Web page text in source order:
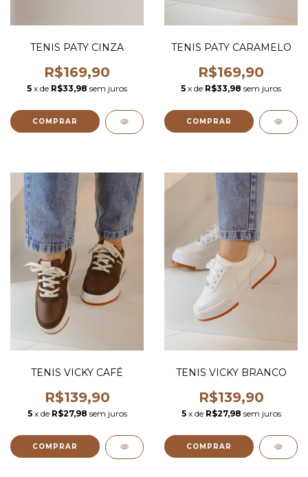
TENIS PATY CINZA
R$169,90
5 x de R$33,98 sem juros
COMPRAR
TENIS PATY CARAMELO
R$169,90
5 x de R$33,98 sem juros
COMPRAR
TENIS VICKY CAFÉ
R$139,90
5 x de R$27,98 sem juros
COMPRAR
TENIS VICKY BRANCO
R$139,90
5 x de R$27,98 sem juros
COMPRAR